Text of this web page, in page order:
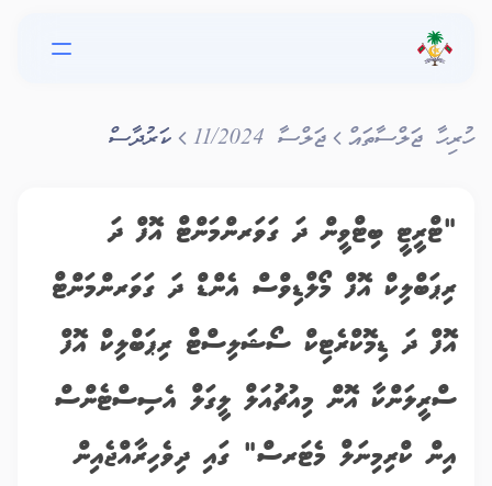
ހުރިހާ ޖަލްސާތައް ޖަލްސާ 11/2024 ކަރުދާސް
"ޓްރީޓީ ބިޓްވީން ދަ ގަވަރންމަންޓް އޮފް ދަ
ރިޕަބްލިކް އޮފް މޯލްޑިވްސް އެންޑް ދަ ގަވަރންމަންޓް
އޮފް ދަ ޑިމޮކްރެޓިކް ސޯޝަލިސްޓް ރިޕަބްލިކް އޮފް
ސްރީލަންކާ އޮން މިއުޗުއަލް ލީގަލް އެސިސްޓެންސް
އިން ކްރިމިނަލް މެޓަރސް" ގައި ދިވެހިރާއްޖެއިން